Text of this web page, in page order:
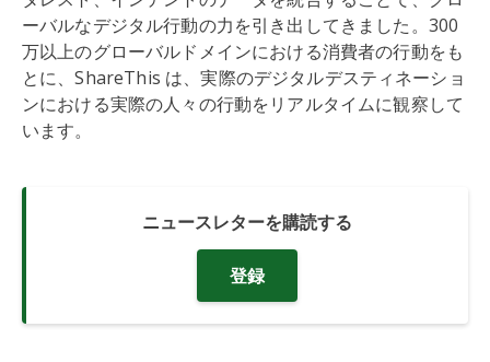
ーバルなデジタル行動の力を引き出してきました。300
万以上のグローバルドメインにおける消費者の行動をも
とに、ShareThis は、実際のデジタルデスティネーショ
ンにおける実際の人々の行動をリアルタイムに観察して
います。
ニュースレターを購読する
登録